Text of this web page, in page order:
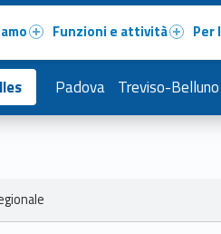
Funzioni e attività Per
Padova Treviso-Belluno